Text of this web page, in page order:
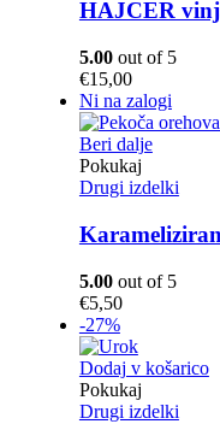
HAJCER
5.00out of 5
€15,00
Ni na zalogi
Beri dalje
Pokukaj
Drugi izdelki
5.00out of 5
€5,50
-27%
Dodaj v košarico
Pokukaj
Drugi izdelki